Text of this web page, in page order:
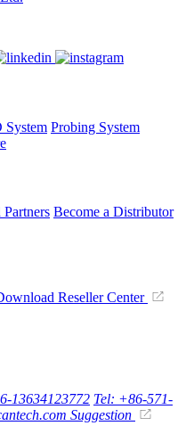
System Probing System
Become a Distributor
Reseller Center
13634123772 Tel: +86-571-
Suggestion